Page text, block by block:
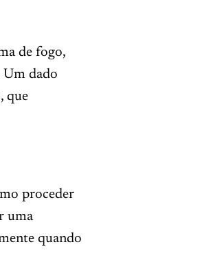
de fogo,
Um dado
que
proceder
uma
quando